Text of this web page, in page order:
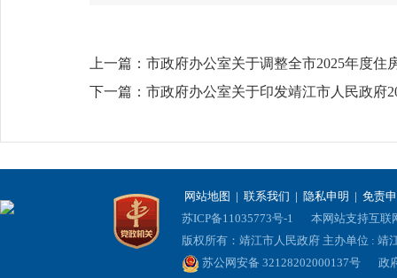
上一篇： 市政府办公室关于调整全市2025年度住
下一篇： 市政府办公室关于印发靖江市人民政府
网站地图 | 联系我们 | 隐私申明 | 免责
苏ICP备11035773号-1
本网站支持互联
版权所有：靖江市人民政府 主办单位 : 靖
苏公网安备 32128202000137号
政